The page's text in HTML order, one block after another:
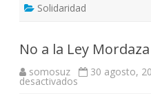
Solidaridad
No a la Ley Mordaza
somosuz 30 agosto,
desactivadosen